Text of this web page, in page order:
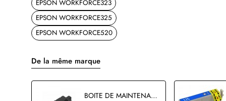
EPSON WORKFORCE323
EPSON WORKFORCE325
EPSON WORKFORCE520
De la même marque
BOITE DE MAINTENANCE EPSON T3661 COMPATIBLE